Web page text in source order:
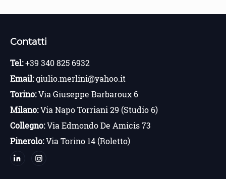
Contatti
Tel:+39 340 825 6932
Email:giulio.merlini@yahoo.it
Torino:Via Giuseppe Barbaroux 6
Milano:Via Napo Torriani 29 (Studio 6)
Collegno:Via Edmondo De Amicis 73
Pinerolo:Via Torino 14 (Roletto)